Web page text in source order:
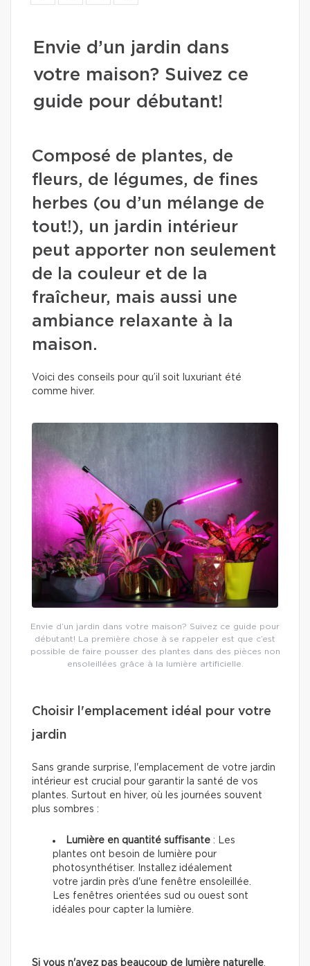
Envie d’un jardin dans
votre maison? Suivez ce
guide pour débutant!
Composé de plantes, de
fleurs, de légumes, de fines
herbes (ou d’un mélange de
tout!), un jardin intérieur
peut apporter non seulement
de la couleur et de la
fraîcheur, mais aussi une
ambiance relaxante à la
maison.
Voici des conseils pour qu’il soit luxuriant été
comme hiver.
Envie d’un jardin dans votre maison? Suivez ce guide pour
débutant! La première chose à se rappeler est que c’est
possible de faire pousser des plantes dans des pièces non
ensoleillées grâce à la lumière artificielle.
Choisir l'emplacement idéal pour votre
jardin
Sans grande surprise, l'emplacement de votre jardin
intérieur est crucial pour garantir la santé de vos
plantes. Surtout en hiver, où les journées souvent
plus sombres :
Lumière en quantité suffisante : Les
plantes ont besoin de lumière pour
photosynthétiser. Installez idéalement
votre jardin près d'une fenêtre ensoleillée.
Les fenêtres orientées sud ou ouest sont
idéales pour capter la lumière.
Si vous n'avez pas beaucoup de lumière naturelle